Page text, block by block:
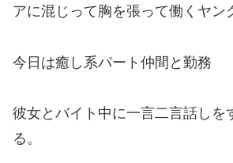
アに混じって胸を張って働くヤン
今日は癒し系パート仲間と勤務
彼女とバイト中に一言二言話しを
る。